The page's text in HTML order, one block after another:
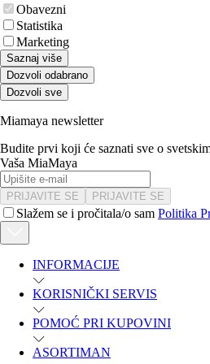
Obavezni
Statistika
Marketing
Saznaj više
Dozvoli odabrano
Dozvoli sve
Miamaya newsletter
Budite prvi koji će saznati sve o
Vaša MiaMaya
PRIJAVITE SE PRIJAVITE SE
Slažem se i pročitala/o sam Politika
INFORMACIJE
KORISNIČKI SERVIS
POMOĆ PRI KUPOVINI
ASORTIMAN